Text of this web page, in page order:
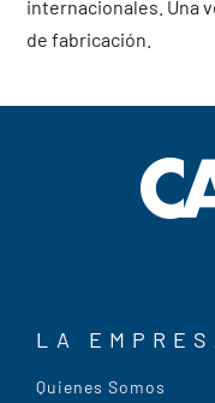
internacionales. Una
de fabricación.
LA
Quienes Somos